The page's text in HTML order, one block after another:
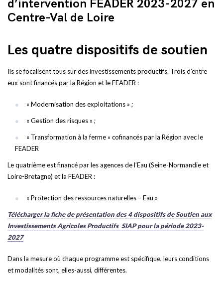
d’intervention FEADER 2023-2027 en
Centre-Val de Loire
Les quatre dispositifs de soutien
Ils se focalisent tous sur des investissements productifs. Trois d’entre
eux sont financés par la Région et le FEADER :
« Modernisation des exploitations » ;
« Gestion des risques » ;
« Transformation à la ferme » cofinancés par la Région avec le
FEADER
Le quatrième est financé par les agences de l’Eau (Seine-Normandie et
Loire-Bretagne) et la FEADER :
« Protection des ressources naturelles – Eau »
Télécharger la fiche de présentation des 4 dispositifs de Soutien aux
Investissements Agricoles Productifs SIAP pour la période 2023-
2027
Dans la mesure où chaque programme est spécifique, leurs conditions
et modalités sont, elles-aussi, différentes.